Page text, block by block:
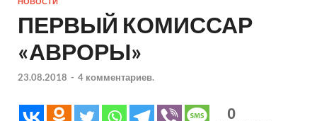
ПЕРВЫЙ КОМИССАР
«АВРОРЫ»
23.08.2018 - 4 комментариев.
0